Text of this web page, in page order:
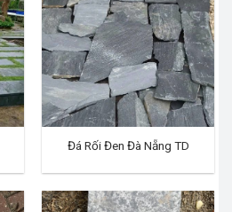
Đá Rối Đen Đà Nẵng TD